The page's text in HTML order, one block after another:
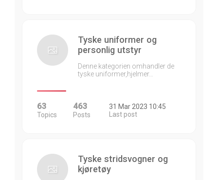
Tyske uniformer og
personlig utstyr
Denne kategorien omhandler de
tyske uniformer,hjelmer…
63
Topics
463
Posts
31 Mar 2023 10:45
Last post
Tyske stridsvogner og
kjøretøy